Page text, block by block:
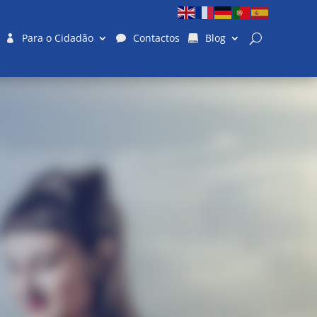
Para o Cidadão Contactos Blog